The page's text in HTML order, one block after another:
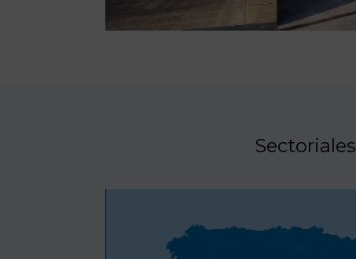
Sectoriales